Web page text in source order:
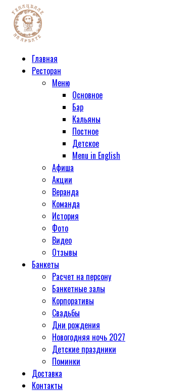
Главная
Ресторан
Меню
Основное
Бар
Кальяны
Постное
Детское
Menu in English
Афиша
Акции
Веранда
Команда
История
Фото
Видео
Отзывы
Банкеты
Расчет на персону
Банкетные залы
Корпоративы
Свадьбы
Дни рождения
Новогодняя ночь 2027
Детские праздники
Поминки
Доставка
Контакты